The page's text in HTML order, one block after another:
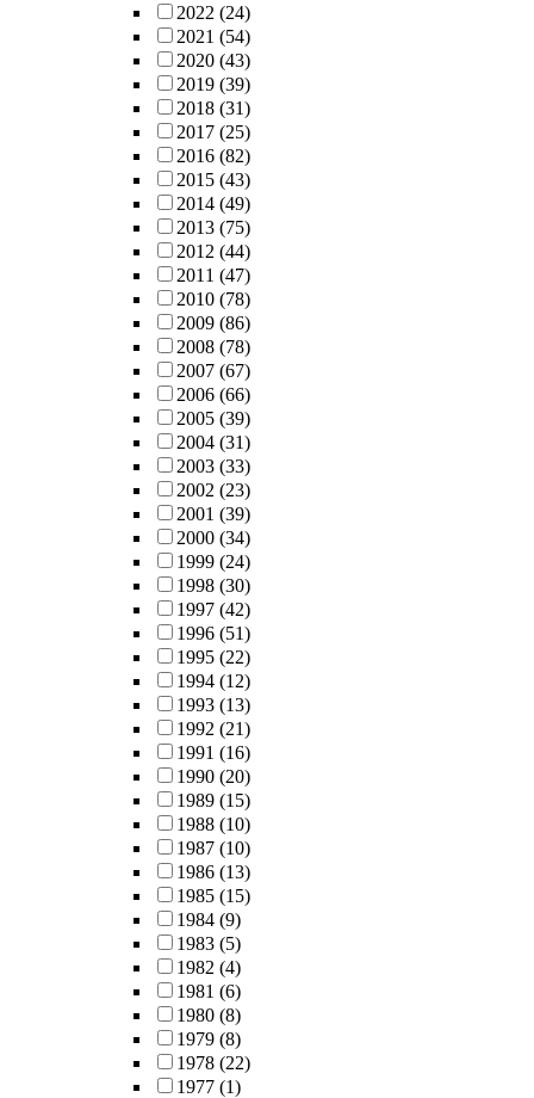
2022 (24)
2021 (54)
2020 (43)
2019 (39)
2018 (31)
2017 (25)
2016 (82)
2015 (43)
2014 (49)
2013 (75)
2012 (44)
2011 (47)
2010 (78)
2009 (86)
2008 (78)
2007 (67)
2006 (66)
2005 (39)
2004 (31)
2003 (33)
2002 (23)
2001 (39)
2000 (34)
1999 (24)
1998 (30)
1997 (42)
1996 (51)
1995 (22)
1994 (12)
1993 (13)
1992 (21)
1991 (16)
1990 (20)
1989 (15)
1988 (10)
1987 (10)
1986 (13)
1985 (15)
1984 (9)
1983 (5)
1982 (4)
1981 (6)
1980 (8)
1979 (8)
1978 (22)
1977 (1)